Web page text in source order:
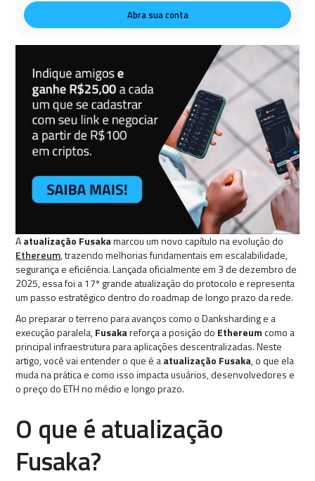
Abra sua conta
Aatualização Fusakamarcou um novo capítulo na evolução do
Ethereum, trazendo melhorias fundamentais em escalabilidade,
segurança e eficiência. Lançada oficialmente em 3 de dezembro de
2025, essa foi a 17ª grande atualização do protocolo e representa
um passo estratégico dentro do roadmap de longo prazo da rede.
Ao preparar o terreno para avanços como o Danksharding e a
execução paralela,Fusakareforça a posição do Ethereumcomo a
principal infraestrutura para aplicações descentralizadas. Neste
artigo, você vai entender o que é aatualização Fusaka, o que ela
muda na prática e como isso impacta usuários, desenvolvedores e
o preço do ETH no médio e longo prazo.
O que é atualização
Fusaka?